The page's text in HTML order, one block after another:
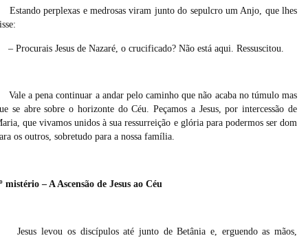
Estando perplexas e medrosas viram junto do sepulcro um Anjo, que lhes
– Procurais Jesus de Nazaré, o crucificado? Não está aqui. Ressuscitou.
Vale a pena continuar a andar pelo caminho que não acaba no túmulo mas
se abre sobre o horizonte do Céu. Peçamos a Jesus, por intercessão de
que vivamos unidos à sua ressurreição e glória para podermos ser dom
os outros, sobretudo para a nossa família.
mistério – A Ascensão de Jesus ao Céu
Jesus levou os discípulos até junto de Betânia e, erguendo as mãos,